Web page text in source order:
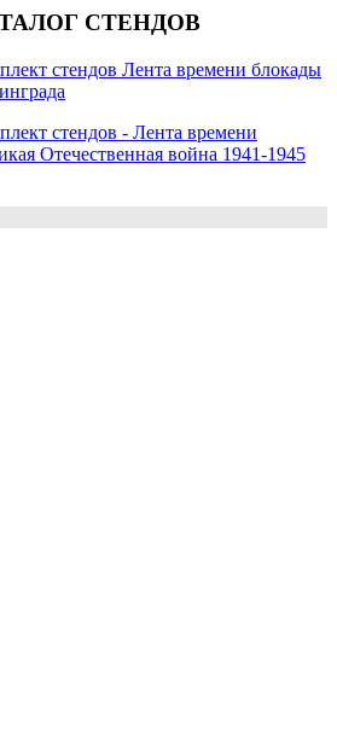
СТЕНДОВ
стендов Лента времени блокады
стендов - Лента времени
Отечественная война 1941-1945